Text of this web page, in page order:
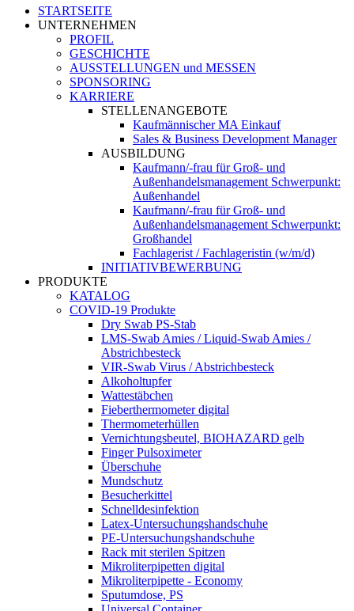
STARTSEITE
UNTERNEHMEN
PROFIL
GESCHICHTE
AUSSTELLUNGEN und MESSEN
SPONSORING
KARRIERE
STELLENANGEBOTE
Kaufmännischer MA Einkauf
Sales & Business Development Manager
AUSBILDUNG
Kaufmann/-frau für Groß- und
Außenhandelsmanagement Schwerpunkt:
Außenhandel
Kaufmann/-frau für Groß- und
Außenhandelsmanagement Schwerpunkt:
Großhandel
Fachlagerist / Fachlageristin (w/m/d)
INITIATIVBEWERBUNG
PRODUKTE
KATALOG
COVID-19 Produkte
Dry Swab PS-Stab
LMS-Swab Amies / Liquid-Swab Amies /
Abstrichbesteck
VIR-Swab Virus / Abstrichbesteck
Alkoholtupfer
Wattestäbchen
Fieberthermometer digital
Thermometerhüllen
Vernichtungsbeutel, BIOHAZARD gelb
Finger Pulsoximeter
Überschuhe
Mundschutz
Besucherkittel
Schnelldesinfektion
Latex-Untersuchungshandschuhe
PE-Untersuchungshandschuhe
Rack mit sterilen Spitzen
Mikroliterpipetten digital
Mikroliterpipette - Economy
Sputumdose, PS